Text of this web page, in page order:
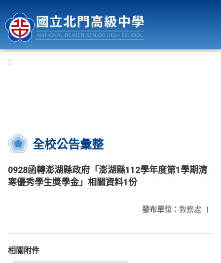
:::
全校公告彙整
0928函轉澎湖縣政府「澎湖縣112學年度第1學期清
寒優秀學生獎學金」相關資料1份
發布單位： 教務處 |
相關附件